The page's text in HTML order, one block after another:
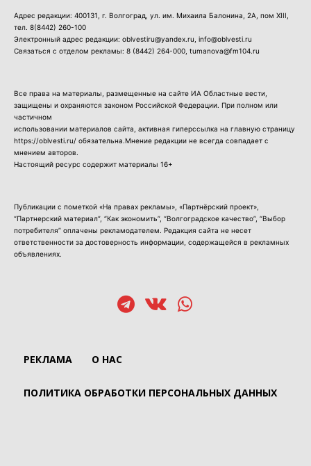
Адрес редакции: 400131, г. Волгоград, ул. им. Михаила Балонина, 2А, пом XIII,
тел. 8(8442) 260-100
Электронный адрес редакции: oblvestiru@yandex.ru, info@oblvesti.ru
Связаться с отделом рекламы: 8 (8442) 264-000 , tumanova@fm104.ru
Все права на материалы, размещенные на сайте ИА Областные вести,
защищены и охраняются законом Российской Федерации. При полном или
частичном
использовании материалов сайта, активная гиперссылка на главную страницу
https://oblvesti.ru/ обязательна.Мнение редакции не всегда совпадает с
мнением авторов.
Настоящий ресурс содержит материалы 16+
Публикации с пометкой «На правах рекламы», «Партнёрский проект»,
“Партнерский материал”, “Как экономить”, “Волгоградское качество”, “Выбор
потребителя” оплачены рекламодателем. Редакция сайта не несет
ответственности за достоверность информации, содержащейся в рекламных
объявлениях.
РЕКЛАМА О НАС
ПОЛИТИКА ОБРАБОТКИ ПЕРСОНАЛЬНЫХ ДАННЫХ